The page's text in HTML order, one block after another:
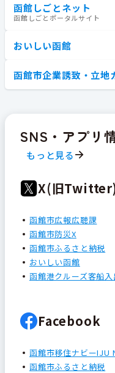
函館しごとネット
函館しごとポータルサイト
おいしい函館
函館市企業誘致・立地
SNS・アプリ
もっと見る
X(旧
函館市広報広聴課
函館市防災X
函館市ふるさと納税
おいしい函館
函館港クルーズ客船
Facebook
函館市移住ナビーIJU
函館市ふるさと納税